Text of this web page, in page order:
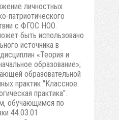
личностных
патриотического
с ФГОС НОО.
быть использовано
источника в
«Теория и
образование»;
образовательной
практик "Классное
практика".
обучающимся по
44.03.01